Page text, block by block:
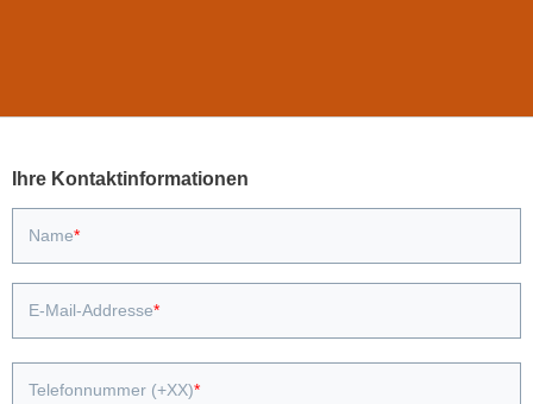
Ihre Kontaktinformationen
Name
E-Mail-Addresse
Telefonnummer (+XX)